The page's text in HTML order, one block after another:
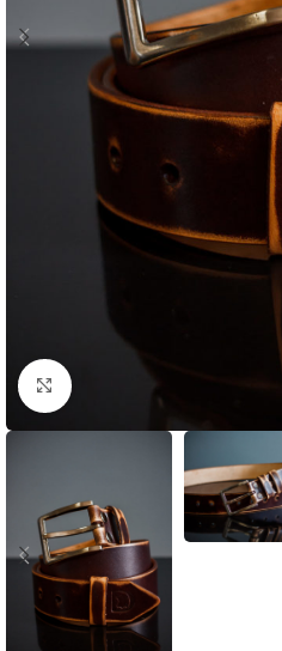
Click to enlarge